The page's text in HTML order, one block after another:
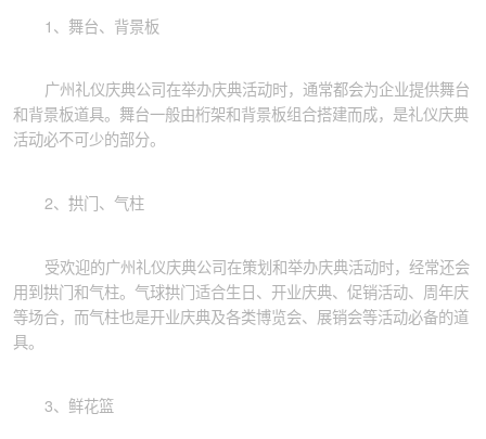
1、舞台、背景板
广州礼仪庆典公司在举办庆典活动时，通常都会为企业提供舞台
和背景板道具。舞台一般由桁架和背景板组合搭建而成，是礼仪庆典
活动必不可少的部分。
2、拱门、气柱
受欢迎的广州礼仪庆典公司在策划和举办庆典活动时，经常还会
用到拱门和气柱。气球拱门适合生日、开业庆典、促销活动、周年庆
等场合，而气柱也是开业庆典及各类博览会、展销会等活动必备的道
具。
3、鲜花篮